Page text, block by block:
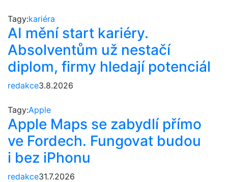
Tagy:kariéra
AI mění start kariéry.
Absolventům už nestačí
diplom, firmy hledají potenciál
redakce3.8.2026
Tagy:Apple
Apple Maps se zabydlí přímo
ve Fordech. Fungovat budou
i bez iPhonu
redakce31.7.2026